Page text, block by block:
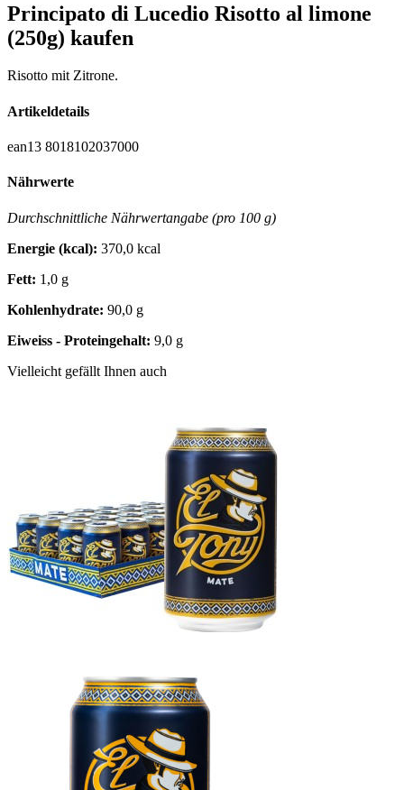
Principato di Lucedio Risotto al limone
(250g) kaufen
Risotto mit Zitrone.
Artikeldetails
ean13 8018102037000
Nährwerte
Durchschnittliche Nährwertangabe (pro 100 g)
Energie (kcal): 370,0 kcal
Fett: 1,0 g
Kohlenhydrate: 90,0 g
Eiweiss - Proteingehalt: 9,0 g
Vielleicht gefällt Ihnen auch